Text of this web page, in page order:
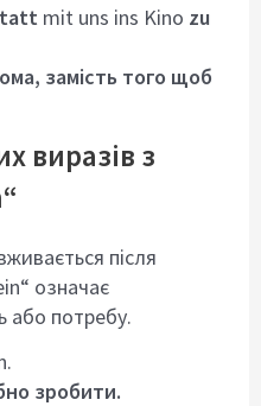
mit uns ins Kino zu
замість того щоб
виразів з
після
означає
або потребу.
зробити.